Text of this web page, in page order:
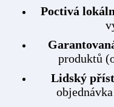
Poctivá
produktů
Lidský